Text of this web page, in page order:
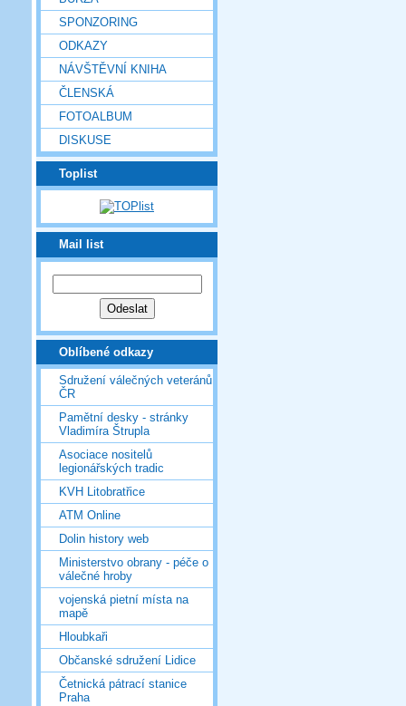
SPONZORING
ODKAZY
NÁVŠTĚVNÍ KNIHA
ČLENSKÁ
FOTOALBUM
DISKUSE
Toplist
Mail list
Oblíbené odkazy
Sdružení válečných veteránů
ČR
Pamětní desky - stránky
Vladimíra Štrupla
Asociace nositelů
legionářských tradic
KVH Litobratřice
ATM Online
Dolin history web
Ministerstvo obrany - péče o
válečné hroby
vojenská pietní místa na
mapě
Hloubkaři
Občanské sdružení Lidice
Četnická pátrací stanice
Praha